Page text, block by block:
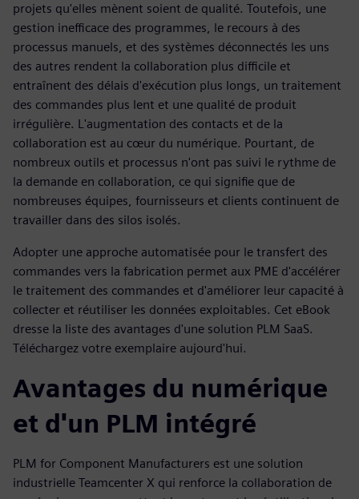
projets qu'elles mènent soient de qualité. Toutefois, une
gestion inefficace des programmes, le recours à des
processus manuels, et des systèmes déconnectés les uns
des autres rendent la collaboration plus difficile et
entraînent des délais d'exécution plus longs, un traitement
des commandes plus lent et une qualité de produit
irrégulière. L'augmentation des contacts et de la
collaboration est au cœur du numérique. Pourtant, de
nombreux outils et processus n'ont pas suivi le rythme de
la demande en collaboration, ce qui signifie que de
nombreuses équipes, fournisseurs et clients continuent de
travailler dans des silos isolés.
Adopter une approche automatisée pour le transfert des
commandes vers la fabrication permet aux PME d'accélérer
le traitement des commandes et d'améliorer leur capacité à
collecter et réutiliser les données exploitables. Cet eBook
dresse la liste des avantages d'une solution PLM SaaS.
Téléchargez votre exemplaire aujourd'hui.
Avantages du numérique
et d'un PLM intégré
PLM for Component Manufacturers est une solution
industrielle Teamcenter X qui renforce la collaboration de